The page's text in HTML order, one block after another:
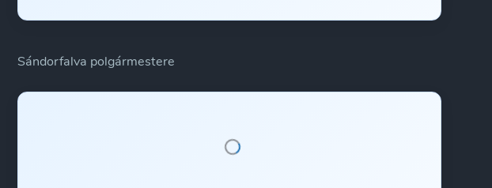
Sándorfalva polgármestere